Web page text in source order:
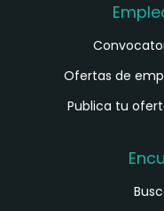
Ofertas de
Publica tu